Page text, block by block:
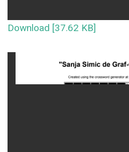
Download [37.62 KB]